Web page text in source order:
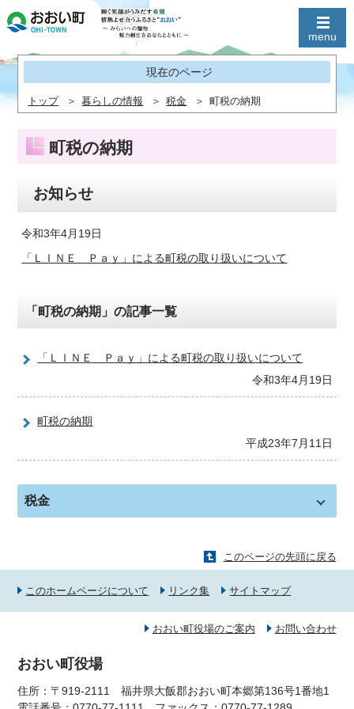
現在のページ
トップ 暮らしの情報 税金 町税の納期
町税の納期
お知らせ
令和3年4月19日
「ＬＩＮＥ Ｐａｙ」による町税の取り扱いについて
「町税の納期」の記事一覧
「ＬＩＮＥ Ｐａｙ」による町税の取り扱いについて
令和3年4月19日
町税の納期
平成23年7月11日
税金
このページの先頭に戻る
このホームページについて リンク集 サイトマップ
おおい町役場のご案内 お問い合わせ
おおい町役場
住所：〒919-2111 福井県大飯郡おおい町本郷第136号1番地1